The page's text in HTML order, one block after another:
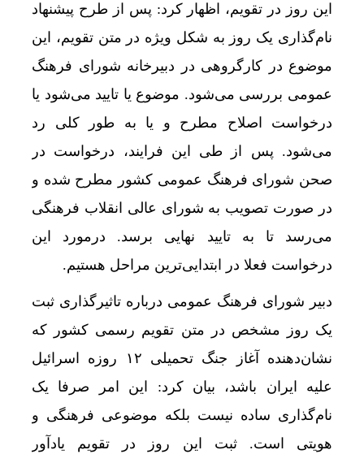
این روز در تقویم، اظهار کرد: پس از طرح پیشنهاد
نام‌گذاری یک روز به شکل ویژه در متن تقویم، این
موضوع در کارگروهی در دبیرخانه شورای فرهنگ
عمومی بررسی می‌شود. موضوع یا تایید می‌شود یا
درخواست اصلاح مطرح و یا به طور کلی رد
می‌شود. پس از طی این فرایند، درخواست در
صحن شورای فرهنگ عمومی کشور مطرح شده و
در صورت تصویب به شورای عالی انقلاب فرهنگی
می‌رسد تا به تایید نهایی برسد. درمورد این
درخواست فعلا در ابتدایی‌ترین مراحل هستیم.
دبیر شورای فرهنگ عمومی درباره تاثیرگذاری ثبت
یک روز مشخص در متن تقویم رسمی کشور که
نشان‌دهنده آغاز جنگ تحمیلی ۱۲ روزه اسرائیل
علیه ایران باشد، بیان کرد: این امر صرفا یک
نام‌گذاری ساده نیست بلکه موضوعی فرهنگی و
هویتی است. ثبت این روز در تقویم یادآور